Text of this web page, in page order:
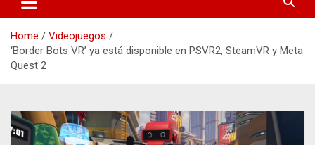
Home
Videojuegos
‘Border Bots VR’ ya está disponible en PSVR2, SteamVR y Meta
Quest 2